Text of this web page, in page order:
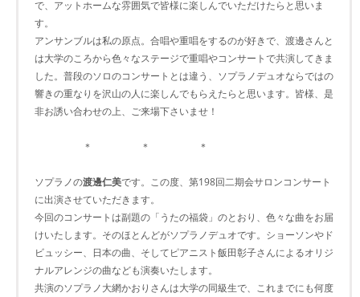
で、アットホームな雰囲気で皆様に楽しんでいただけたらと思いま
す。
アンサンブルは私の原点。合唱や重唱をするのが好きで、渡邊さんと
は大学のころから色々なステージで重唱やコンサートで共演してきま
した。普段のソロのコンサートとは違う、ソプラノデュオならではの
響きの重なりを沢山の人に楽しんでもらえたらと思います。皆様、是
非お誘い合わせの上、ご来場下さいませ！
＊ ＊ ＊
ソプラノの渡邊仁美です。この度、第198回二期会サロンコンサート
に出演させていただきます。
今回のコンサートは副題の「うたの福袋」のとおり、色々な曲をお届
けいたします。そのほとんどがソプラノデュオです。ショーソンやド
ビュッシー、日本の曲、そしてピアニスト飯田彰子さんによるオリジ
ナルアレンジの曲なども演奏いたします。
共演のソプラノ大網かおりさんは大学の同級生で、これまでにも何度